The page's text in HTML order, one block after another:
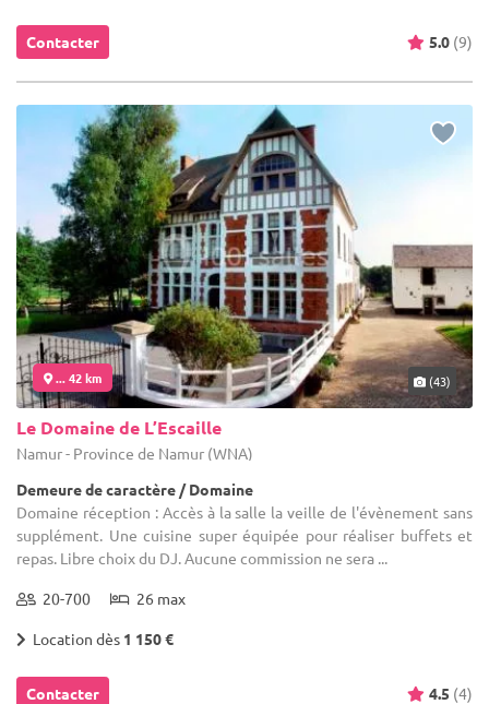
Contacter 5.0 (9)
... 42 km (43)
Le Domaine de L’Escaille
Namur - Province de Namur (WNA)
Demeure de caractère / Domaine
Domaine réception : Accès à la salle la veille de l'évènement sans
supplément. Une cuisine super équipée pour réaliser buffets et
repas. Libre choix du DJ. Aucune commission ne sera ...
20-700 26 max
Location dès 1 150 €
Contacter 4.5 (4)